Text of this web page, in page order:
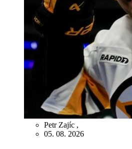
Petr Zajíc ,
05. 08. 2026